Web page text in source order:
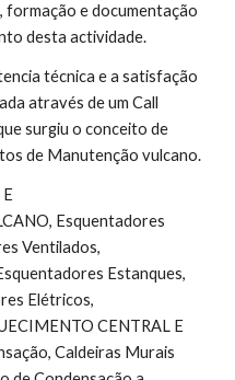
formação e documentação
desta actividade.
técnica e a satisfação
através de um Call
surgiu o conceito de
de Manutenção vulcano.
Esquentadores
Ventilados,
Estanques,
Elétricos,
CENTRAL E
Caldeiras Murais